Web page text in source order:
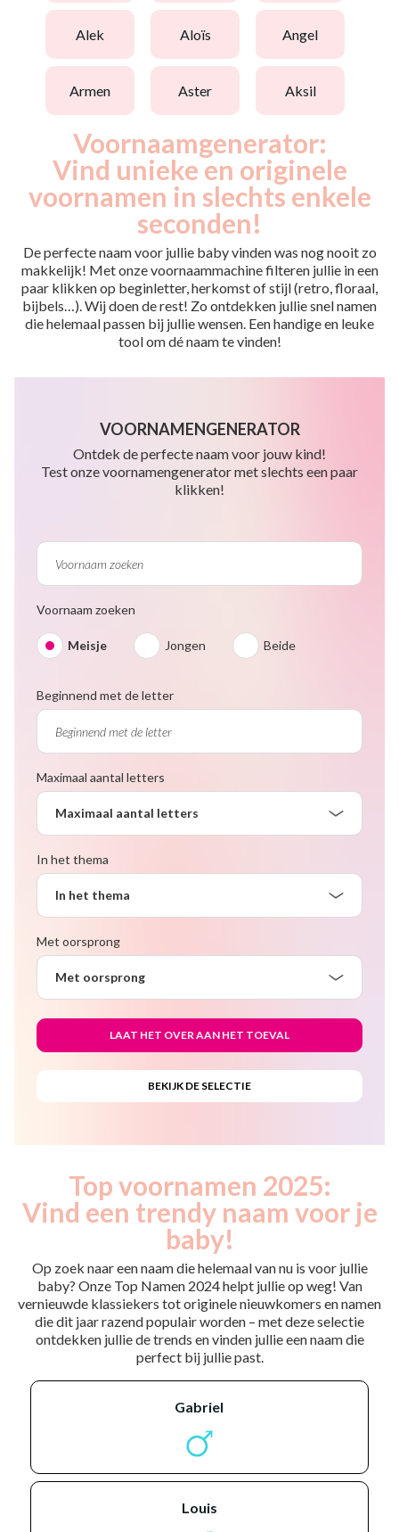
alek aloïs angel
armen aster aksil
Voornaamgenerator:
Vind unieke en originele
voornamen in slechts enkele
seconden!
De perfecte naam voor jullie baby vinden was nog nooit zo
makkelijk! Met onze voornaammachine filteren jullie in een
paar klikken op beginletter, herkomst of stijl (retro, floraal,
bijbels…). Wij doen de rest! Zo ontdekken jullie snel namen
die helemaal passen bij jullie wensen. Een handige en leuke
tool om dé naam te vinden!
VOORNAMENGENERATOR
Ontdek de perfecte naam voor jouw kind!
Test onze voornamengenerator met slechts een paar
klikken!
Voornaam zoeken
Meisje Jongen Beide
Beginnend met de letter
Maximaal aantal letters
Maximaal aantal letters
In het thema
In het thema
Met oorsprong
Met oorsprong
Top voornamen 2025:
Vind een trendy naam voor je
baby!
Op zoek naar een naam die helemaal van nu is voor jullie
baby? Onze Top Namen 2024 helpt jullie op weg! Van
vernieuwde klassiekers tot originele nieuwkomers en namen
die dit jaar razend populair worden – met deze selectie
ontdekken jullie de trends en vinden jullie een naam die
perfect bij jullie past.
gabriel
louis